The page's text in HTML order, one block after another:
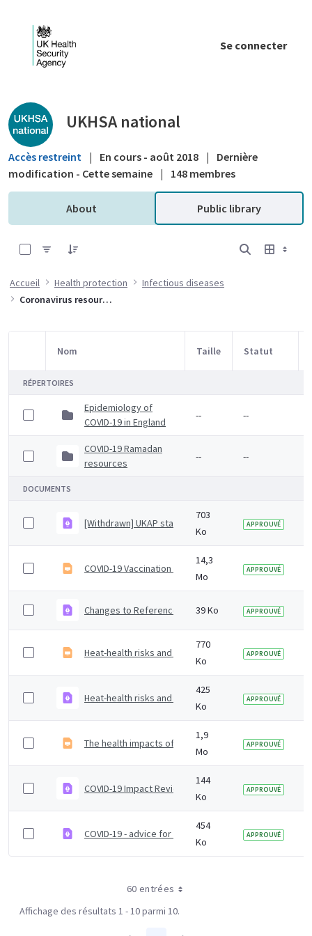
Se connecter
Public library - UKHSA national
UKHSA national
Accès restreint | En cours - août 2018 |
Dernière
modification - Cette semaine | 148 membres
About Public library
Accueil Health protection
Infectious diseases
Coronavirus resources
Sélection d'article
Nom Taille Statut
RÉPERTOIRES
Epidemiology of
COVID-19 in England
-- --
COVID-19 Ramadan
resources
-- --
DOCUMENTS
[Withdrawn] UKAP statement on health clearance and
703
Ko
APPROUVÉ
COVID-19 Vaccination programme core training slide
14,3
Mo
APPROUVÉ
Changes to Reference (Colindale) and Specialist
39 Ko APPROUVÉ
Heat-health risks and COVID-19 &#8211; actions to
770
Ko
APPROUVÉ
Heat-health risks and COVID-19 Actions to prevent
425
Ko
APPROUVÉ
The health impacts of hot weather and the Heatwave
1,9
Mo
APPROUVÉ
COVID-19 Impact Review ToRs
144
Ko
APPROUVÉ
COVID-19 - advice for attending public events
454
Ko
APPROUVÉ
60 entrées
Affichage des résultats 1 - 10 parmi 10.